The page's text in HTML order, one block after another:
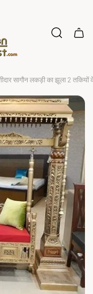
Cart
सागौन लकड़ी का झूला 2